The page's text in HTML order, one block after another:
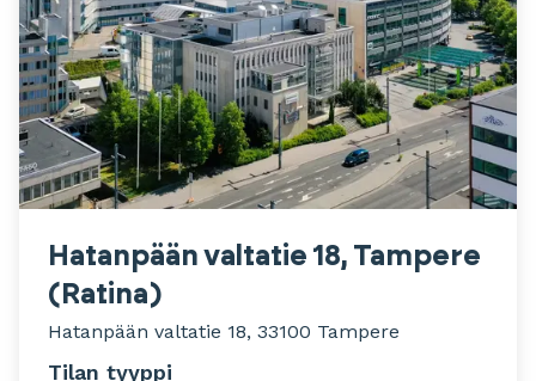
Hatanpään valtatie 18, Tampere
(Ratina)
Hatanpään valtatie 18, 33100 Tampere
Tilan tyyppi